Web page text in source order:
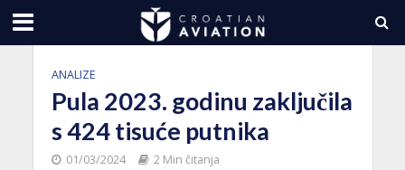
ANALIZE
Pula 2023. godinu zaključila
s 424 tisuće putnika
01/03/2024 2 Min čitanja